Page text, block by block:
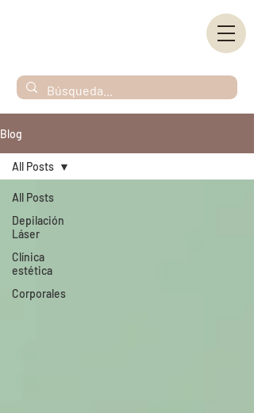
Blog
All Posts
Depilación
Láser
Clínica
estética
Corporales
All Posts